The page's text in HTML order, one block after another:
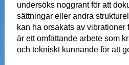
undersöks noggrant för att
sättningar eller andra
kan ha orsakats av
är ett omfattande arbete som
och tekniskt kunnande för att